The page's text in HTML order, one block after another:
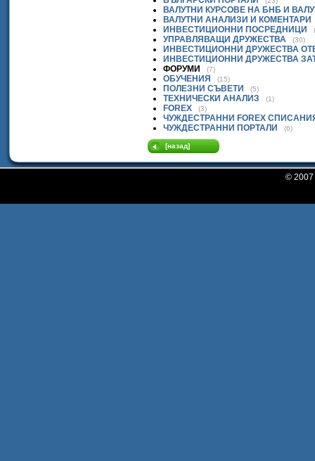
ВАЛУТНИ КУРСОВЕ НА БНБ И
ВАЛУТНИ АНАЛИЗИ И КОМЕНТАРИ
ИНВЕСТИЦИОННИ ПОСРЕДНИЦИ
УПРАВЛЯВАЩИ ДРУЖЕСТВА (30)
ИНВЕСТИЦИОННИ ДРУЖЕСТВА
ИНВЕСТИЦИОННИ ДРУЖЕСТВА
ФОРУМИ
(7)
ОБУЧЕНИЯ (15)
ПОЛЕЗНИ СЪВЕТИ (5)
ТЕХНИЧЕСКИ АНАЛИЗ (1)
FOREX (3)
ЧУЖДЕСТРАННИ FOREX
ЧУЖДЕСТРАННИ ПОРТАЛИ
(6)
[назад]
©